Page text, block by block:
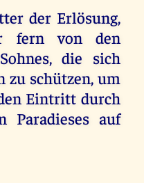
der Erlösung,
fern von den
die sich
zu schützen, um
Eintritt durch
Paradieses auf